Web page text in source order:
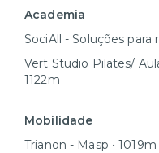
Academia
SociAll - Soluções para
Vert Studio Pilates/
1122m
Mobilidade
Trianon - Masp • 1019m